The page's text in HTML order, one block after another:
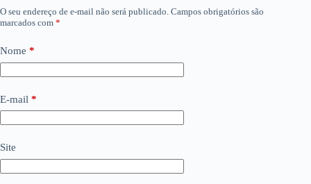
O seu endereço de e-mail não será publicado. Campos obrigatórios são
marcados com *
Nome *
E-mail *
Site